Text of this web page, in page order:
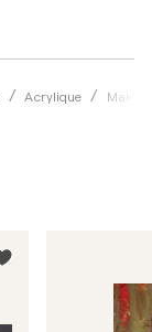
Acrylique